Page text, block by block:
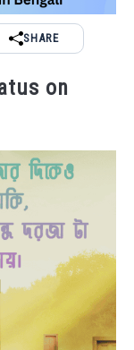
SHARE
on